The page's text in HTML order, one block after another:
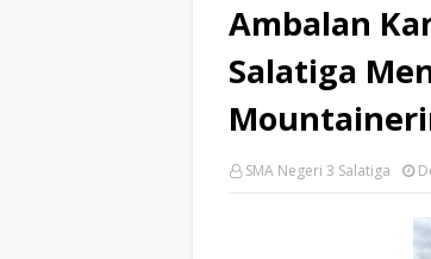
Ambalan
Salatiga
SMA Negeri 3 Salatiga